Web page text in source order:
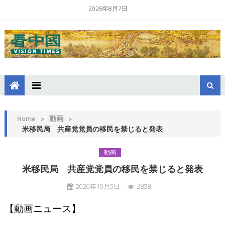
2026年8月7日
Home > 動画 >
米移民局 共産党党員の移民を禁じると発表
動画
米移民局 共産党党員の移民を禁じると発表
2020年10月5日 2858
【動画ニュース】